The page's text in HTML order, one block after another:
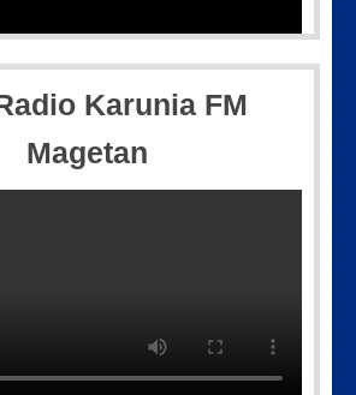
04-10_00-36-15-097
Karunia FM
Magetan